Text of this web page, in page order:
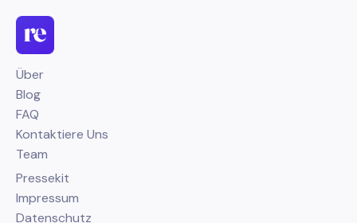
Über
Blog
FAQ
Kontaktiere Uns
Team
Pressekit
Impressum
Datenschutz